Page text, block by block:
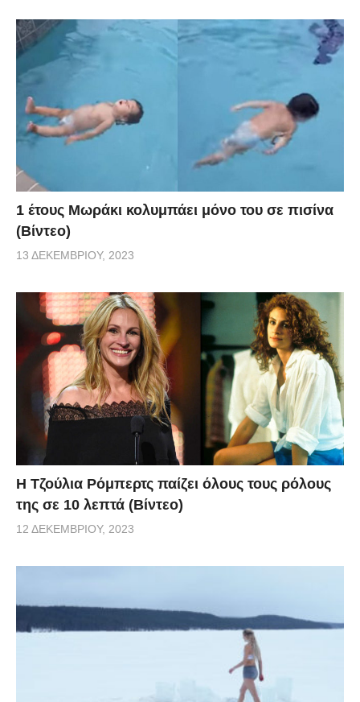
1 έτους Μωράκι κολυμπάει μόνο του σε πισίνα
(Βίντεο)
13 ΔΕΚΕΜΒΡΊΟΥ, 2023
Η Τζούλια Ρόμπερτς παίζει όλους τους ρόλους
της σε 10 λεπτά (Βίντεο)
12 ΔΕΚΕΜΒΡΊΟΥ, 2023